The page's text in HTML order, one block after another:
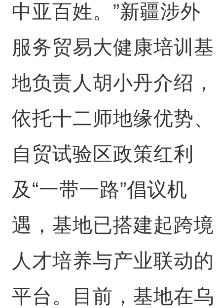
中亚百姓。”新疆涉外
服务贸易大健康培训基
地负责人胡小丹介绍，
依托十二师地缘优势、
自贸试验区政策红利
及“一带一路”倡议机
遇，基地已搭建起跨境
人才培养与产业联动的
平台。目前，基地在乌